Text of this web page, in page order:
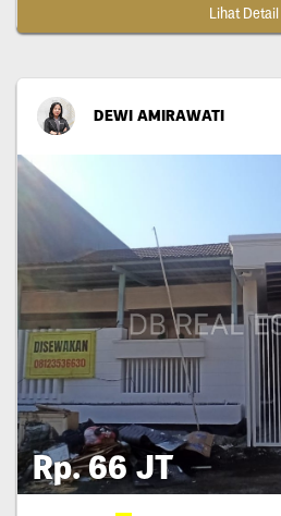
Lihat Detail
DEWI AMIRAWATI
Rp. 66 JT